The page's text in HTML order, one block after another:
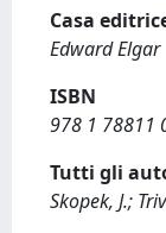
Casa
Edward Elgar
ISBN
978 1 78811
Tutti gli
Skopek, J.;